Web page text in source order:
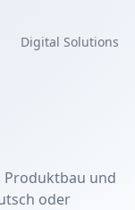
Digital Solutions
Produktbau und
oder